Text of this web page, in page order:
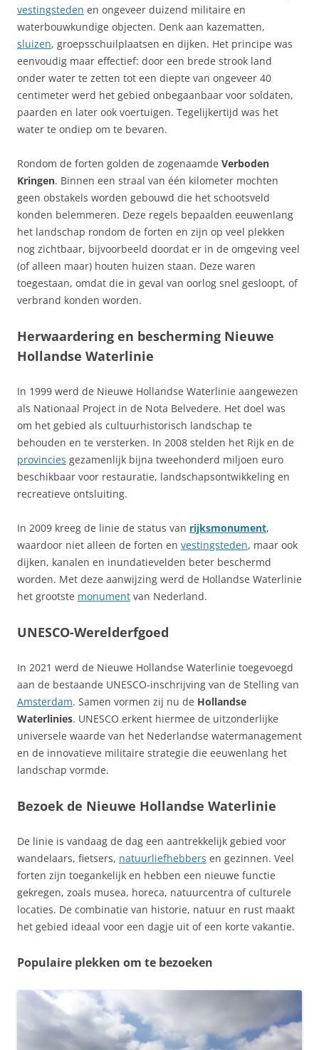
vestingsteden en ongeveer duizend militaire en
waterbouwkundige objecten. Denk aan kazematten,
sluizen, groepsschuilplaatsen en dijken. Het principe was
eenvoudig maar effectief: door een brede strook land
onder water te zetten tot een diepte van ongeveer 40
centimeter werd het gebied onbegaanbaar voor soldaten,
paarden en later ook voertuigen. Tegelijkertijd was het
water te ondiep om te bevaren.
Rondom de forten golden de zogenaamde Verboden
Kringen. Binnen een straal van één kilometer mochten
geen obstakels worden gebouwd die het schootsveld
konden belemmeren. Deze regels bepaalden eeuwenlang
het landschap rondom de forten en zijn op veel plekken
nog zichtbaar, bijvoorbeeld doordat er in de omgeving veel
(of alleen maar) houten huizen staan. Deze waren
toegestaan, omdat die in geval van oorlog snel gesloopt, of
verbrand konden worden.
Herwaardering en bescherming Nieuwe
Hollandse Waterlinie
In 1999 werd de Nieuwe Hollandse Waterlinie aangewezen
als Nationaal Project in de Nota Belvedere. Het doel was
om het gebied als cultuurhistorisch landschap te
behouden en te versterken. In 2008 stelden het Rijk en de
provincies gezamenlijk bijna tweehonderd miljoen euro
beschikbaar voor restauratie, landschapsontwikkeling en
recreatieve ontsluiting.
In 2009 kreeg de linie de status van rijksmonument,
waardoor niet alleen de forten en vestingsteden, maar ook
dijken, kanalen en inundatievelden beter beschermd
worden. Met deze aanwijzing werd de Hollandse Waterlinie
het grootste monument van Nederland.
UNESCO-Werelderfgoed
In 2021 werd de Nieuwe Hollandse Waterlinie toegevoegd
aan de bestaande UNESCO‑inschrijving van de Stelling van
Amsterdam. Samen vormen zij nu de Hollandse
Waterlinies. UNESCO erkent hiermee de uitzonderlijke
universele waarde van het Nederlandse watermanagement
en de innovatieve militaire strategie die eeuwenlang het
landschap vormde.
Bezoek de Nieuwe Hollandse Waterlinie
De linie is vandaag de dag een aantrekkelijk gebied voor
wandelaars, fietsers, natuurliefhebbers en gezinnen. Veel
forten zijn toegankelijk en hebben een nieuwe functie
gekregen, zoals musea, horeca, natuurcentra of culturele
locaties. De combinatie van historie, natuur en rust maakt
het gebied ideaal voor een dagje uit of een korte vakantie.
Populaire plekken om te bezoeken